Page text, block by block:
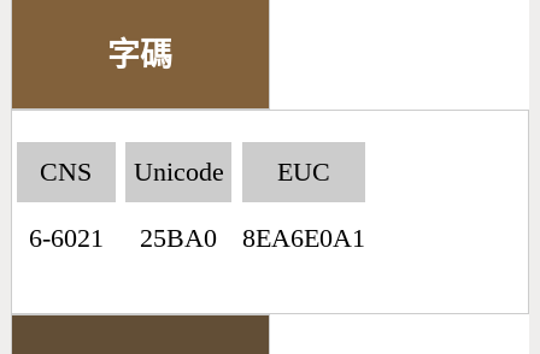
字碼
CNS
6-6021
Unicode
25BA0
EUC
8EA6E0A1